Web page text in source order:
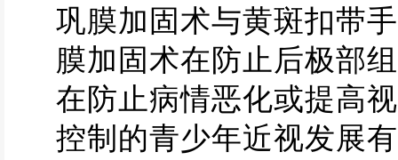
巩膜加固术与黄斑扣带
膜加固术在防止后极部
在防止病情恶化或提高
控制的青少年近视发展